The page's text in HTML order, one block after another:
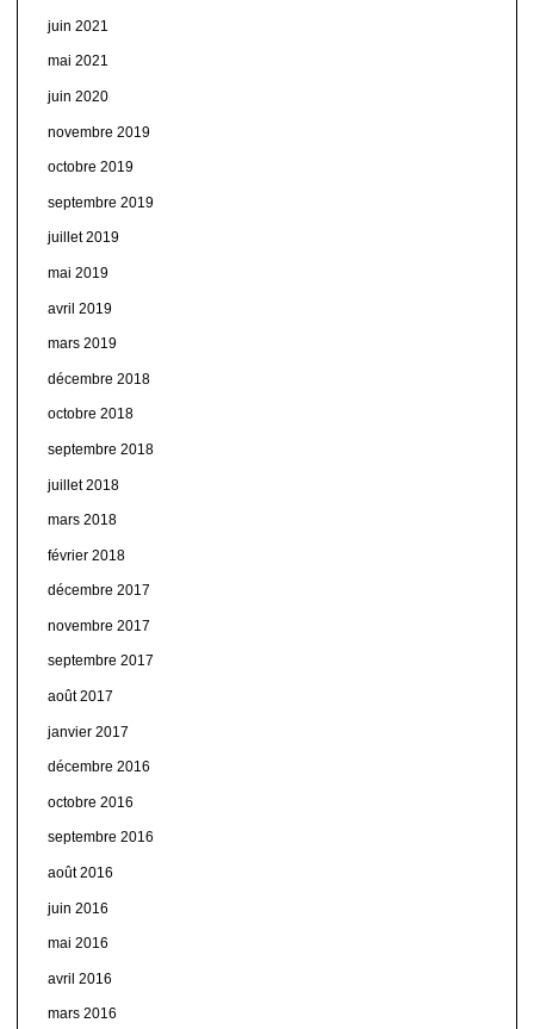
juin 2021
mai 2021
juin 2020
novembre 2019
octobre 2019
septembre 2019
juillet 2019
mai 2019
avril 2019
mars 2019
décembre 2018
octobre 2018
septembre 2018
juillet 2018
mars 2018
février 2018
décembre 2017
novembre 2017
septembre 2017
août 2017
janvier 2017
décembre 2016
octobre 2016
septembre 2016
août 2016
juin 2016
mai 2016
avril 2016
mars 2016